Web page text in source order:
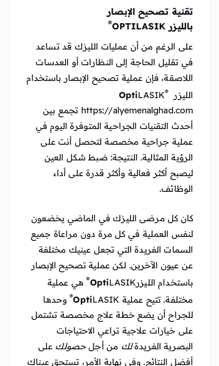
تقنية تصحيح الإبصار
بالليزر OPTI
LASIK
®
على الرغم من أن عمليات الليزك قد تساعد
في تقليل الحاجة إلى النظارات أو العدسات
اللاصقة، فإن عملية تصحيح الإبصار باستخدام
الليزر
OptiLASIK®
https://alyemenalghad.com تجمع بين
أحدث التقنيات الجراحية المتوفرة اليوم في
عملية جراحية مخصصة لتحصل أنت على
الرؤية المثالية. النتيجة: ضبط شكل العين
ليصبح أكثر فعالية وأكثر قدرة على أداء
الوظائف.
كان كل مرضى الليزك في الماضي يخضعون
لنفس العملية في كل مرة دون مراعاة جميع
السمات الفريدة التي تجعل عينيك مختلفة
عن عيون الآخرين. لكن عملية تصحيح الإبصار
باستخدام الليزر
OptiLASIK
®هي عملية
مختلفة. تتيح عملية
OptiLASIK
®وحدها
للجراح أن يضع خطة علاج مخصصة تشتمل
على خيارات علاجية تراعي الاحتياجات
البصرية الفريدةلك من أجلحصولك على
أفضل النتائج. وفي نهاية الأمر، تستحق عيناك